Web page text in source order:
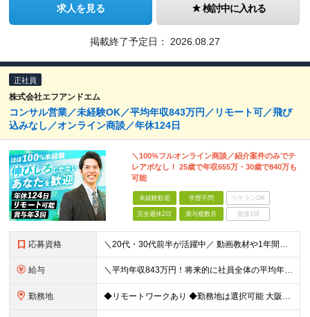
求人を見る 検討中に入れる
掲載終了予定日： 2026.08.27
正社員
株式会社エフアンドエム
コンサル営業／未経験OK／平均年収843万円／リモート可／飛び
込みなし／オンライン商談／年休124日
＼100%フルオンライン商談／紹介案件のみでテ
レアポなし！ 25歳で年収655万・30歳で840万も
可能
未経験歓迎 学歴不問 ベテランOK
完全週休2日 賞与複数月 面接1回
応募資格 ＼20代・30代前半が活躍中／ 動画教材や1年間の伴走サポートなど、 研修体制が整っているため未経験でも安心です！ ■学歴不問 ■未経験・第二新卒歓迎 ■社会人経験2年以上ある方 ※「接客・販売
給与 ＼平均年収843万円！将来的に社員全体の平均年収1000万円を目指しています／ 月給25万円〜40万円＋賞与年2回＋決算賞与 ※試用期間3ヵ月あり。期間中の給与・待遇の差異はありません
勤務地 ◆リモートワークあり ◆勤務地は選択可能 大阪本社もしくは東京本社のいずれかにて勤務となります。 【大阪本社】 大阪府吹田市江坂町1-23-38 F&Mビル 【東京本社】 東京都中央区京橋1-2